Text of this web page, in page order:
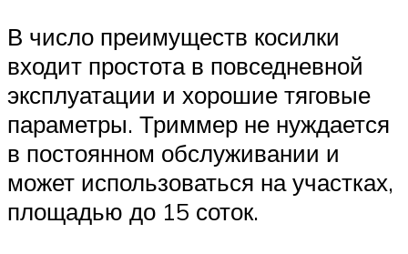
В число преимуществ косилки
входит простота в повседневной
эксплуатации и хорошие тяговые
параметры. Триммер не нуждается
в постоянном обслуживании и
может использоваться на участках,
площадью до 15 соток.